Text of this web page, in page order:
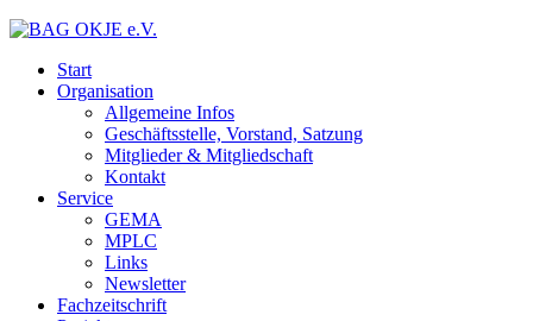
Start
Organisation
Allgemeine Infos
Geschäftsstelle, Vorstand, Satzung
Mitglieder & Mitgliedschaft
Kontakt
Service
GEMA
MPLC
Links
Newsletter
Fachzeitschrift